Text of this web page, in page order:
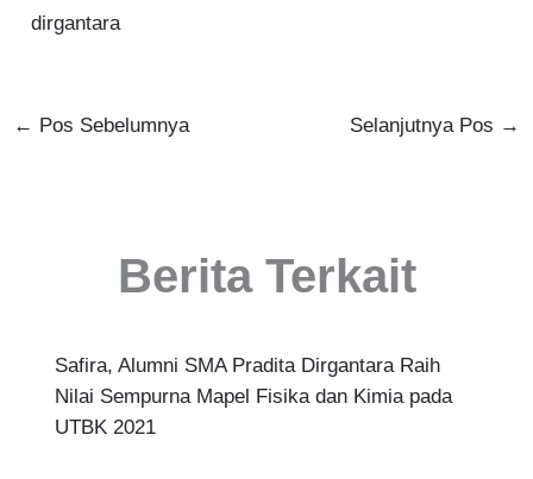
dirgantara
← Pos Sebelumnya Selanjutnya Pos →
Berita Terkait
Safira, Alumni SMA Pradita Dirgantara Raih
Nilai Sempurna Mapel Fisika dan Kimia pada
UTBK 2021